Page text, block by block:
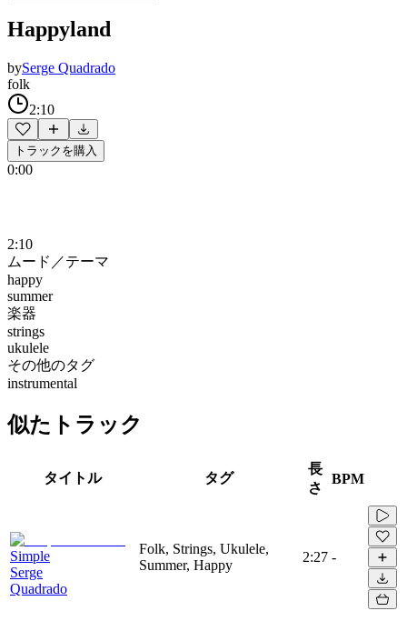
Happyland
bySerge Quadrado
folk
2:10
トラックを購入
0:00
2:10
ムード／テーマ
happy
summer
楽器
strings
ukulele
その他のタグ
instrumental
似たトラック
タイトル タグ
長
さ
BPM
Simple
Serge
Quadrado
Folk, Strings, Ukulele,
Summer, Happy
2:27 -